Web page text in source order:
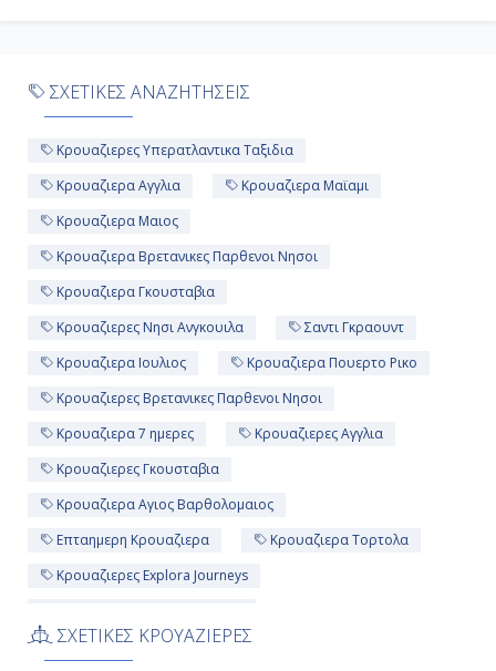
ΣΧΕΤΙΚΕΣ ΑΝΑΖΗΤΗΣΕΙΣ
Κρουαζιερες Υπερατλαντικα Ταξιδια
Κρουαζιερα Αγγλια
Κρουαζιερα Μαϊαμι
Κρουαζιερα Μαιος
Κρουαζιερα Βρετανικες Παρθενοι Νησοι
Κρουαζιερα Γκουσταβια
Κρουαζιερες Νησι Ανγκουιλα
Σαντι Γκραουντ
Κρουαζιερα Ιουλιος
Κρουαζιερα Πουερτο Ρικο
Κρουαζιερες Βρετανικες Παρθενοι Νησοι
Κρουαζιερα 7 ημερες
Κρουαζιερες Αγγλια
Κρουαζιερες Γκουσταβια
Κρουαζιερα Αγιος Βαρθολομαιος
Επταημερη Κρουαζιερα
Κρουαζιερα Τορτολα
Κρουαζιερες Explora Journeys
Κρουαζιερες Σαιντ Τζονς Αντιγκουα
ΣΧΕΤΙΚΕΣ ΚΡΟΥΑΖΙΕΡΕΣ